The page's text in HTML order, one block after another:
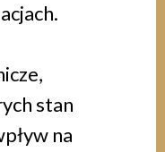
stan
na